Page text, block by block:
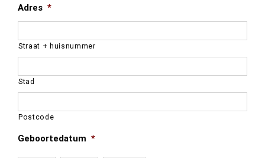
Adres *
Straat + huisnummer
Stad
Postcode
Geboortedatum *